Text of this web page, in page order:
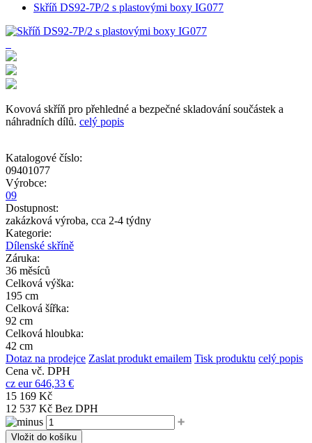
Skříň DS92-7P/2 s plastovými boxy IG077
Kovová skříň pro přehledné a bezpečné skladování součástek a
náhradních dílů. celý popis
Katalogové číslo:
09401077
Výrobce:
09
Dostupnost:
zakázková výroba, cca 2-4 týdny
Kategorie:
Dílenské skříně
Záruka:
36 měsíců
Celková výška:
195 cm
Celková šířka:
92 cm
Celková hloubka:
42 cm
Dotaz na prodejce Zaslat produkt emailem Tisk produktu celý popis
Cena vč. DPH
cz eur646,33 €
15 169 Kč
12 537 Kč Bez DPH
Vložit do košíku